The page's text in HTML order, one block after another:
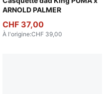
ARNOLD PALMER
CHF 37,00
À l'origine:CHF 39,00